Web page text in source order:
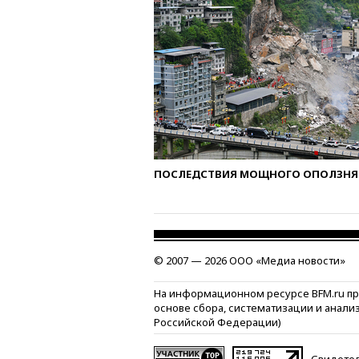
ПОСЛЕДСТВИЯ МОЩНОГО ОПОЛЗНЯ
© 2007 — 2026 ООО «Медиа новости»
На информационном ресурсе BFM.ru
основе сбора, систематизации и
Российской Федерации)